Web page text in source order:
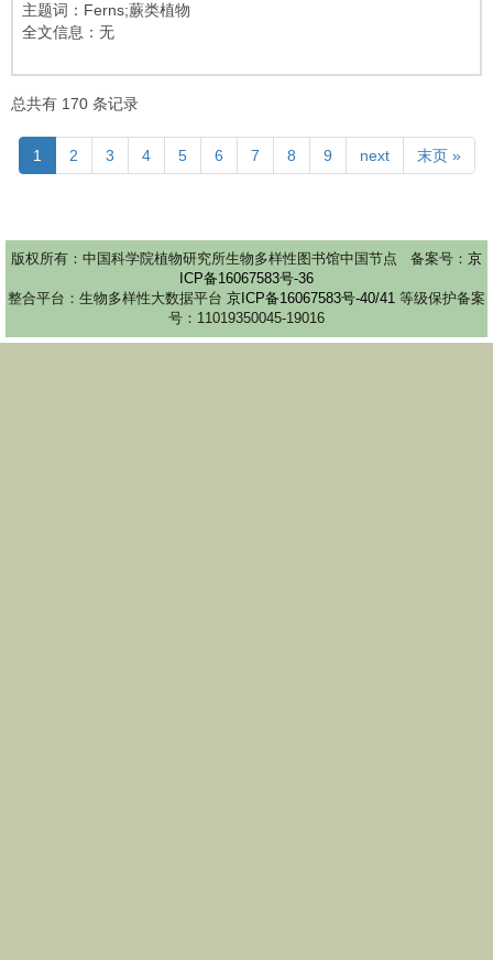
主题词：Ferns;蕨类植物
全文信息：无
总共有 170 条记录
Pagination
当
前
1 Page
2 Page
3 Page
4 Page
5 Page
6 Page
7 Page
8 Page
9
Next
page
next
末
页
末页 »
版权所有：中国科学院植物研究所生物多样性图书馆中国节点 备案号： 京
ICP备16067583号-36
整合平台：生物多样性大数据平台 京ICP备16067583号-40/41 等级保护备案
号：11019350045-19016